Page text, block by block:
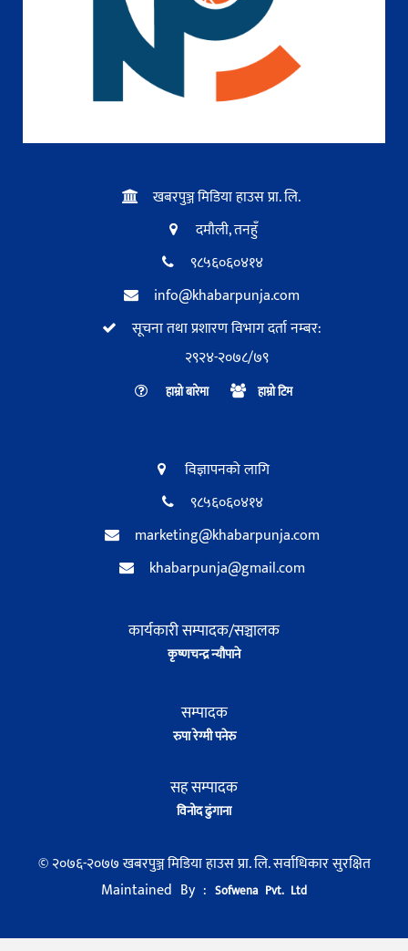
खबरपुञ्ज मिडिया हाउस प्रा. लि.
दमौली, तनहुँ
९८५६०६०४१४
info@khabarpunja.com
सूचना तथा प्रशारण विभाग दर्ता नम्बर:
२९२४-२०७८/७९
हाम्रो बारेमा हाम्रो टिम
विज्ञापनको लागि
९८५६०६०४१४
marketing@khabarpunja.com
khabarpunja@gmail.com
कार्यकारी सम्पादक/सञ्चालक
कृष्णचन्द्र न्यौपाने
सम्पादक
रुपा रेग्मी पनेरु
सह सम्पादक
विनोद ढुंगाना
© २०७६-२०७७ खबरपुञ्ज मिडिया हाउस प्रा. लि. सर्वाधिकार सुरक्षित
Maintained By : Sofwena Pvt. Ltd